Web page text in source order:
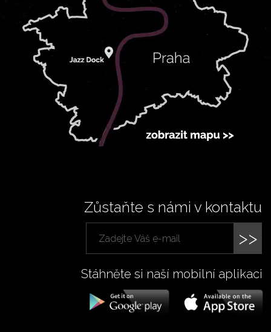
Zůstaňte s námi v kontaktu
>>
Stáhněte si naší mobilní aplikaci